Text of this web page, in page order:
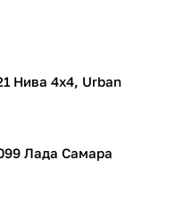
31-21 Нива 4х4, Urban
09, 099 Лада Самара